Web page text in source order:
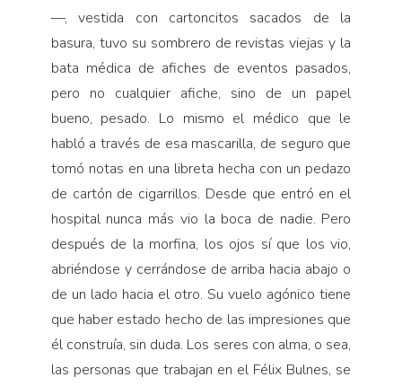
—, vestida con cartoncitos sacados de la
basura, tuvo su sombrero de revistas viejas y la
bata médica de afiches de eventos pasados,
pero no cualquier afiche, sino de un papel
bueno, pesado. Lo mismo el médico que le
habló a través de esa mascarilla, de seguro que
tomó notas en una libreta hecha con un pedazo
de cartón de cigarrillos. Desde que entró en el
hospital nunca más vio la boca de nadie. Pero
después de la morfina, los ojos sí que los vio,
abriéndose y cerrándose de arriba hacia abajo o
de un lado hacia el otro. Su vuelo agónico tiene
que haber estado hecho de las impresiones que
él construía, sin duda. Los seres con alma, o sea,
las personas que trabajan en el Félix Bulnes, se